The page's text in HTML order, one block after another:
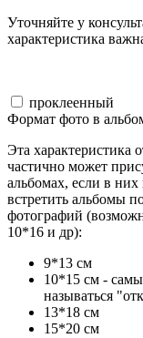
Уточняйте у
характеристика
проклеенный
Формат фото в
Эта характеристика
частично может
альбомах, если в
встретить альбомы
фотографий
10*16 и др):
9*13 см
10*15 см -
называться
13*18 см
15*20 см